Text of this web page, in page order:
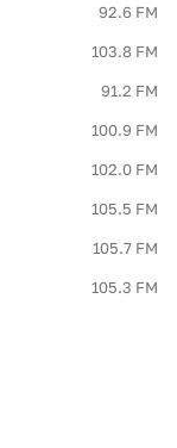
92.6 FM
103.8 FM
91.2 FM
100.9 FM
102.0 FM
105.5 FM
105.7 FM
105.3 FM